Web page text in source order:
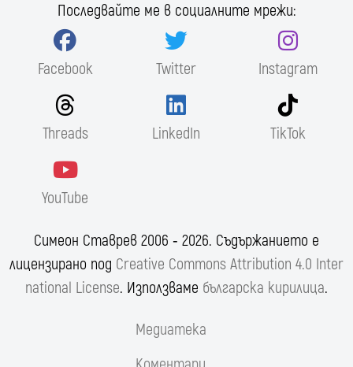
Последвайте ме в социалните мрежи:
Facebook Twitter Instagram
Threads LinkedIn TikTok
YouTube
Симеон Ставрев 2006 ‐ 2026. Съдържанието е
лицензирано под Creative Commons Attribution 4.0 Inter
national License. Използваме българска кирилица.
Медиатека